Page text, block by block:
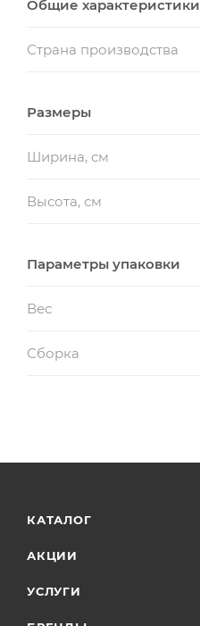
Общие характеристики
Страна производства
Размеры
Ширина, см
Высота, см
Параметры упаковки
Вес
Сборка
КАТАЛОГ
АКЦИИ
УСЛУГИ